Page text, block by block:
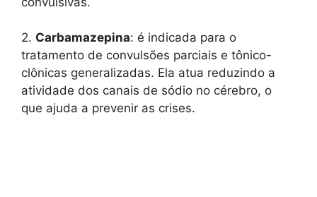
2. Carbamazepina: é indicada para o
tratamento de convulsões parciais e tônico-
clônicas generalizadas. Ela atua reduzindo a
atividade dos canais de sódio no cérebro, o
que ajuda a prevenir as crises.